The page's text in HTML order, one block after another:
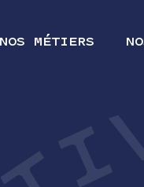
NOS MÉTIERS